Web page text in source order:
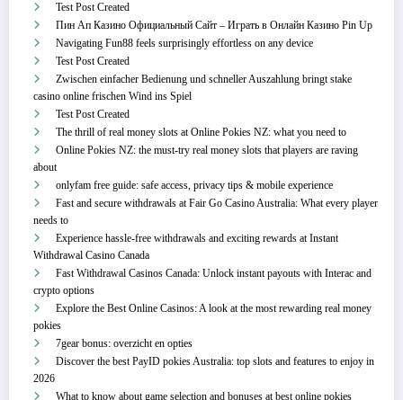
Test Post Created
Пин Ап Казино Официальный Сайт – Играть в Онлайн Казино Pin Up
Navigating Fun88 feels surprisingly effortless on any device
Test Post Created
Zwischen einfacher Bedienung und schneller Auszahlung bringt stake
casino online frischen Wind ins Spiel
Test Post Created
The thrill of real money slots at Online Pokies NZ: what you need to
Online Pokies NZ: the must-try real money slots that players are raving
about
onlyfam free guide: safe access, privacy tips & mobile experience
Fast and secure withdrawals at Fair Go Casino Australia: What every player
needs to
Experience hassle-free withdrawals and exciting rewards at Instant
Withdrawal Casino Canada
Fast Withdrawal Casinos Canada: Unlock instant payouts with Interac and
crypto options
Explore the Best Online Casinos: A look at the most rewarding real money
pokies
7gear bonus: overzicht en opties
Discover the best PayID pokies Australia: top slots and features to enjoy in
2026
What to know about game selection and bonuses at best online pokies